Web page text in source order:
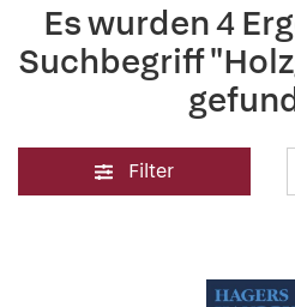
Es wurden 4
Suchbegriff
Filter